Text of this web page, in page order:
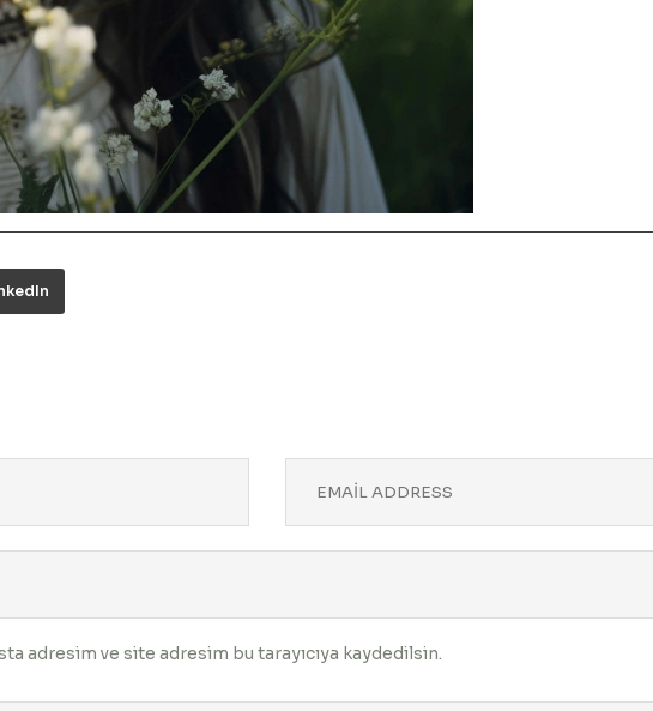
adresim ve site adresim bu tarayıcıya kaydedilsin.